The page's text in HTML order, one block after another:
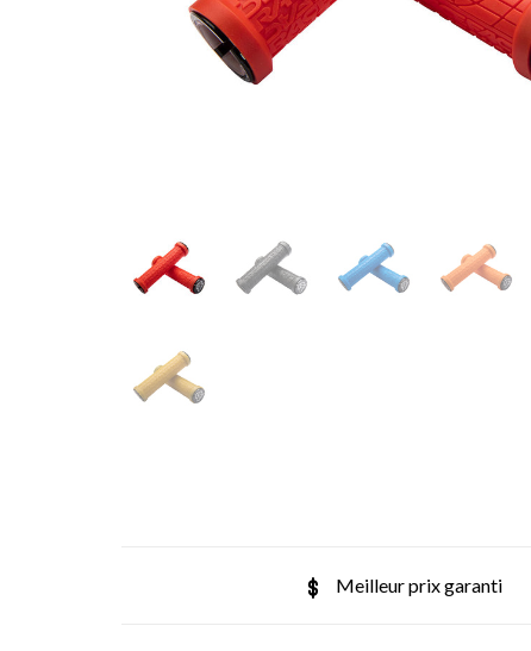
Meilleur prix garanti